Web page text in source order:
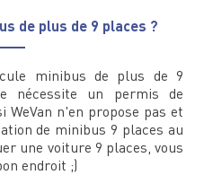
de plus de 9 places ?
minibus de plus de 9
nécessite un permis de
WeVan n'en propose pas et
de minibus 9 places au
une voiture 9 places, vous
endroit ;)